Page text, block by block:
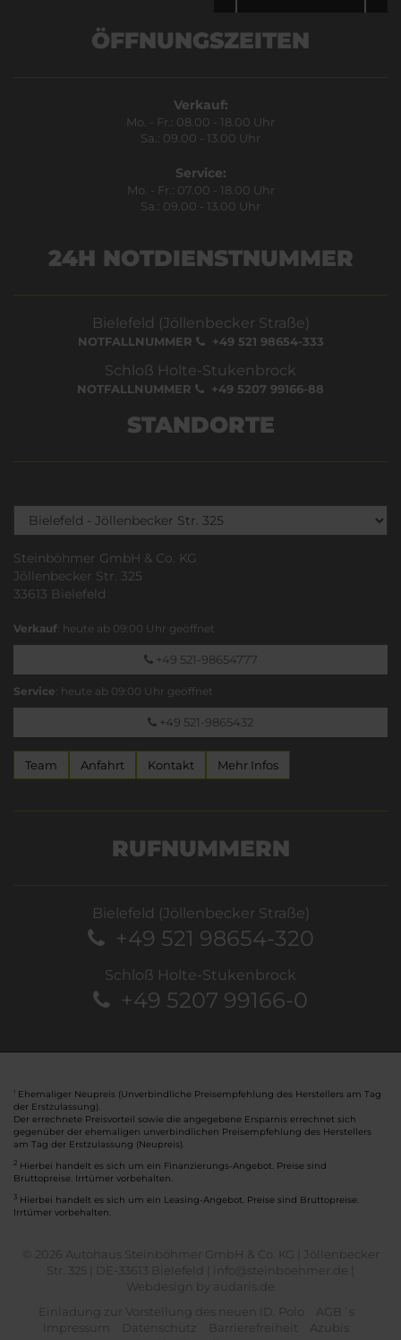
ÖFFNUNGSZEITEN
Verkauf:
Mo. - Fr.: 08.00 - 18.00 Uhr
Sa.: 09.00 - 13.00 Uhr
Service:
Mo. - Fr.: 07.00 - 18.00 Uhr
Sa.: 09.00 - 13.00 Uhr
24H NOTDIENSTNUMMER
Bielefeld (Jöllenbecker Straße)
NOTFALLNUMMER +49 521 98654-333
Schloß Holte-Stukenbrock
NOTFALLNUMMER +49 5207 99166-88
STANDORTE
Steinböhmer GmbH & Co. KG
Jöllenbecker Str. 325
33613 Bielefeld
Verkauf: heute ab 09:00 Uhr geöffnet
+49 521-98654777
Service: heute ab 09:00 Uhr geöffnet
+49 521-9865432
Team Anfahrt Kontakt Mehr Infos
RUFNUMMERN
Bielefeld (Jöllenbecker Straße)
+49 521 98654-320
Schloß Holte-Stukenbrock
+49 5207 99166-0
Ehemaliger Neupreis (Unverbindliche Preisempfehlung des Herstellers am Tag
der Erstzulassung).
Der errechnete Preisvorteil sowie die angegebene Ersparnis errechnet sich
gegenüber der ehemaligen unverbindlichen Preisempfehlung des Herstellers
am Tag der Erstzulassung (Neupreis).
2 Hierbei handelt es sich um ein Finanzierungs-Angebot. Preise sind
Bruttopreise. Irrtümer vorbehalten.
3 Hierbei handelt es sich um ein Leasing-Angebot. Preise sind Bruttopreise.
Irrtümer vorbehalten.
© 2026 Autohaus Steinböhmer GmbH & Co. KG | Jöllenbecker
Str. 325 | DE-33613 Bielefeld | info@steinboehmer.de |
Webdesign by audaris.de
Einladung zur Vorstellung des neuen ID. Polo
AGB´s
Impressum
Datenschutz Barrierefreiheit
Azubis